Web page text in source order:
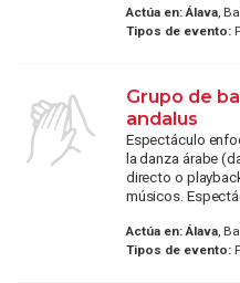
Actúa en: Álava,
Tipos de evento:
Grupo de
andalus
Espectáculo
la danza árabe
directo o
músicos.
Actúa en: Álava,
Tipos de evento: